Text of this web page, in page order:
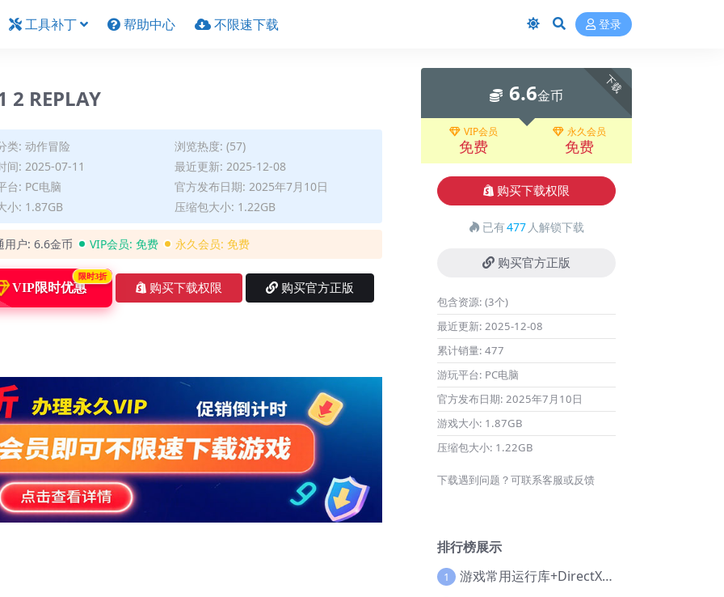
工具补丁 帮助中心 不限速下载 登录
2 REPLAY
类: 动作冒险
浏览热度: (57)
间: 2025-07-11
最近更新: 2025-12-08
台: PC电脑
官方发布日期: 2025年7月10日
小: 1.87GB
压缩包大小: 1.22GB
用户: 6.6金币 VIP会员: 免费 永久会员: 免费
VIP限时优惠
限时3折
购买下载权限 购买官方正版
下载
6.6金币
VIP会员
免费
永久会员
免费
购买下载权限
已有477 人解锁下载
购买官方正版
包含资源: (3个)
最近更新: 2025-12-08
累计销量: 477
游玩平台: PC电脑
官方发布日期: 2025年7月10日
游戏大小: 1.87GB
压缩包大小: 1.22GB
下载遇到问题？可联系客服或反馈
排行榜展示
1 游戏常用运行库+DirectX修复增强版